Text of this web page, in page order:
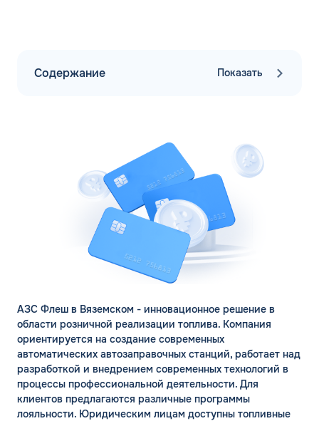
Содержание Показать
АЗС Флеш в Вяземском - инновационное решение в
области розничной реализации топлива. Компания
ориентируется на создание современных
автоматических автозаправочных станций, работает над
разработкой и внедрением современных технологий в
процессы профессиональной деятельности. Для
клиентов предлагаются различные программы
лояльности. Юридическим лицам доступны топливные